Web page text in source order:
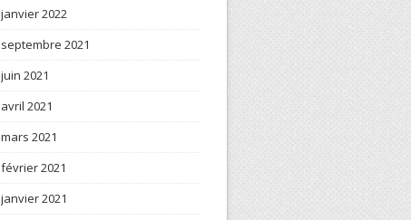
janvier 2022
septembre 2021
juin 2021
avril 2021
mars 2021
février 2021
janvier 2021